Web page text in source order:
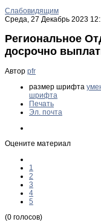
Слабовидящим
Среда, 27 Декабрь 2023
Региональное
досрочно
Автор pfr
размер шрифта
шрифта
Печать
Эл. почта
Оцените материал
1
2
3
4
5
(0 голосов)